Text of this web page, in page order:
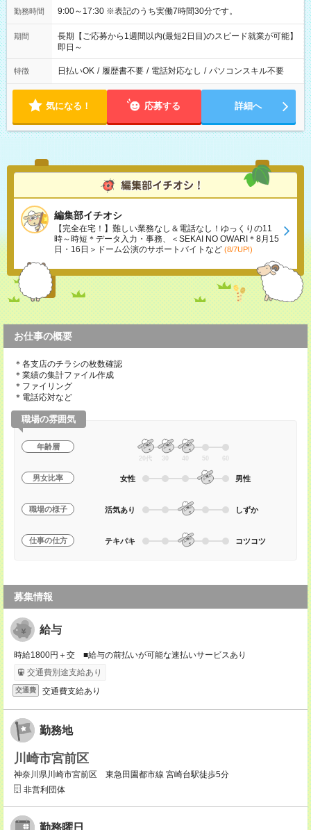
勤務時間 9:00～17:30 ※表記のうち実働7時間30分です。
期間
長期【ご応募から1週間以内(最短2日目)のスピード就業が可能】
即日～
特徴 日払いOK / 履歴書不要 / 電話対応なし / パソコンスキル不要
気になる！ 応募する 詳細へ
編集部イチオシ
【完全在宅！】難しい業務なし＆電話なし！ゆっくりの11
時～時短＊データ入力・事務、＜SEKAI NO OWARI＊8月15
日・16日＞ドーム公演のサポートバイトなど (8/7UP!)
お仕事の概要
＊各支店のチラシの枚数確認
＊業績の集計ファイル作成
＊ファイリング
＊電話応対など
職場の雰囲気
年齢層
20代 30 40 50 60
男女比率 女性 男性
職場の様子 活気あり しずか
仕事の仕方 テキパキ コツコツ
募集情報
給与
時給1800円＋交 ■給与の前払いが可能な速払いサービスあり
交通費別途支給あり
交通費 交通費支給あり
勤務地
川崎市宮前区
神奈川県川崎市宮前区 東急田園都市線 宮崎台駅徒歩5分
非営利団体
勤務曜日